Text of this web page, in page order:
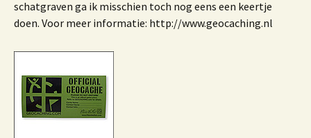
schatgraven ga ik misschien toch nog eens een keertje
doen. Voor meer informatie: http://www.geocaching.nl